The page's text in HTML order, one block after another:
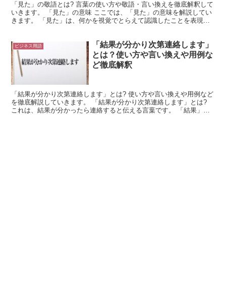
「見た」の敬語とは? 言葉の使い方や敬語・言い換えを徹底解釈して
いきます。 「見た」の意味 ここでは、「見た」の意味を解説してい
きます。 「見た」は、何かを視覚でとらえて認識したことを表現す
ビジネス用語
「結果が分かり次第連絡します」
とは？使い方や言い換えや用例な
ど徹底解釈
「結果が分かり次第連絡します」とは? 使い方や言い換えや用例など
を徹底解説していきます。 「結果が分かり次第連絡します」とは?
これは、結果が分かったら連絡すると伝える言葉です。 「結果」